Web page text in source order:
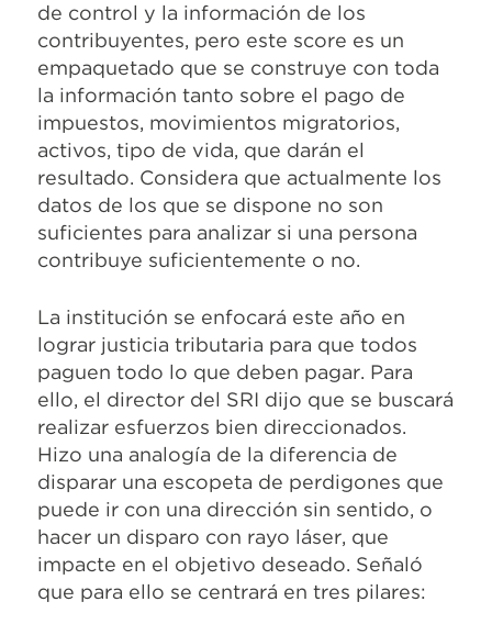
de control y la información de los
contribuyentes, pero este score es un
empaquetado que se construye con toda
la información tanto sobre el pago de
impuestos, movimientos migratorios,
activos, tipo de vida, que darán el
resultado. Considera que actualmente los
datos de los que se dispone no son
suficientes para analizar si una persona
contribuye suficientemente o no.
La institución se enfocará este año en
lograr justicia tributaria para que todos
paguen todo lo que deben pagar. Para
ello, el director del SRI dijo que se buscará
realizar esfuerzos bien direccionados.
Hizo una analogía de la diferencia de
disparar una escopeta de perdigones que
puede ir con una dirección sin sentido, o
hacer un disparo con rayo láser, que
impacte en el objetivo deseado. Señaló
que para ello se centrará en tres pilares: